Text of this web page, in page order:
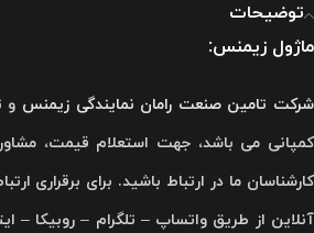
توضیحات
ماژول زیمنس:
شرکت تامین صنعت رامان نمایندگی زیمنس و
کمپانی می باشد، جهت استعلام قیمت،
کارشناسان ما در ارتباط باشید. برای برقراری